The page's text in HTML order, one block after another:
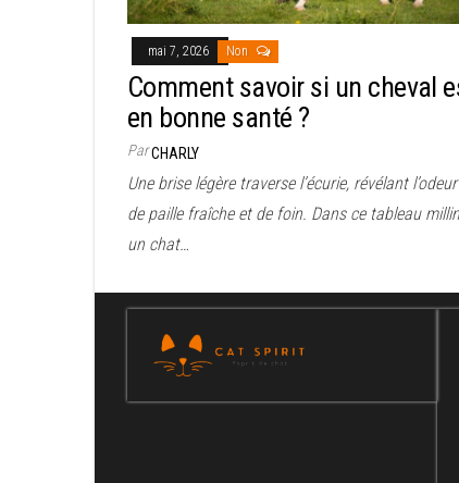
mai 7, 2026 Non
Comment savoir si un cheval
en bonne santé ?
ParCHARLY
Une brise légère traverse l’écurie, révélant
de paille fraîche et de foin. Dans ce tableau
un chat…